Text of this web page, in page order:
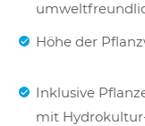
Höhe der
Inklusive
mit